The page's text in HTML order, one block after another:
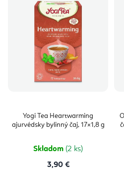
Yogi Tea Heartwarming
ajurvédsky bylinný čaj, 17×1,8 g
Skladom (2 ks)
3,90 €